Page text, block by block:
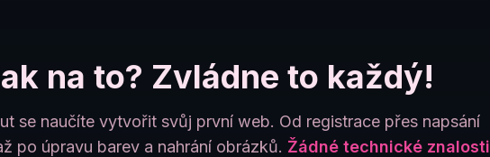
na to? Zvládne to každý!
se naučíte vytvořit svůj první web. Od registrace přes napsání
po úpravu barev a nahrání obrázků. Žádné technické znalosti